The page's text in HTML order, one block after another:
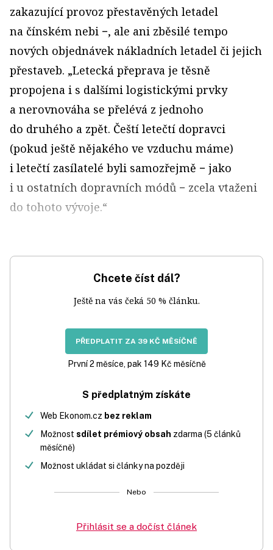
zakazující provoz přestavěných letadel
na čínském nebi −, ale ani zběsilé tempo
nových objednávek nákladních letadel či jejich
přestaveb. „Letecká přeprava je těsně
propojena i s dalšími logistickými prvky
a nerovnováha se přelévá z jednoho
do druhého a zpět. Čeští letečtí dopravci
(pokud ještě nějakého ve vzduchu máme)
i letečtí zasílatelé byli samozřejmě − jako
i u ostatních dopravních módů − zcela vtaženi
do tohoto vývoje.“
Chcete číst dál?
Ještě na vás čeká 50 % článku.
PŘEDPLATIT ZA 39 KČ MĚSÍČNĚ
První 2 měsíce, pak 149 Kč měsíčně
S předplatným získáte
Web Ekonom.cz bez reklam
Možnost sdílet prémiový obsah zdarma (5 článků
měsíčně)
Možnost ukládat si články na později
Nebo
Přihlásit se a dočíst článek